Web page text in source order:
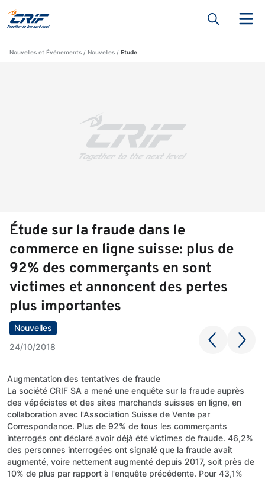
Nouvelles et Événements Nouvelles Etude
Étude sur la fraude dans le
commerce en ligne suisse: plus de
92% des commerçants en sont
victimes et annoncent des pertes
plus importantes
Nouvelles
24/10/2018
Augmentation des tentatives de fraude
La société CRIF SA a mené une enquête sur la fraude auprès
des vépécistes et des sites marchands suisses en ligne, en
collaboration avec l'Association Suisse de Vente par
Correspondance. Plus de 92% de tous les commerçants
interrogés ont déclaré avoir déjà été victimes de fraude. 46,2%
des personnes interrogées ont signalé que la fraude avait
augmenté, voire nettement augmenté depuis 2017, soit près de
10% de plus par rapport à l'enquête précédente. Pour 43,1%